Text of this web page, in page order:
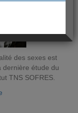
des sexes est
dernière étude du
TNS SOFRES.